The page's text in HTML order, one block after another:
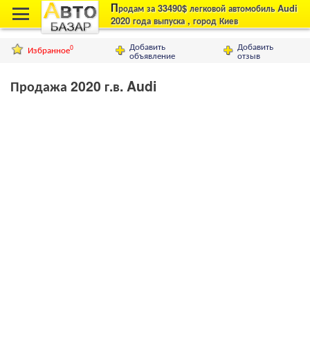
Продам за 33490$ легковой автомобиль Audi
2020 года выпуска , город Киев
Добавить
отзыв
Добавить
объявление
Избранное0
Продажа 2020 г.в. Audi